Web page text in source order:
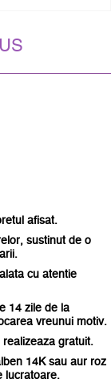
afisat.
sustinut de o
cu atentie
14 zile de la
vreunui motiv.
realizeaza gratuit.
14K sau aur roz
lucratoare.